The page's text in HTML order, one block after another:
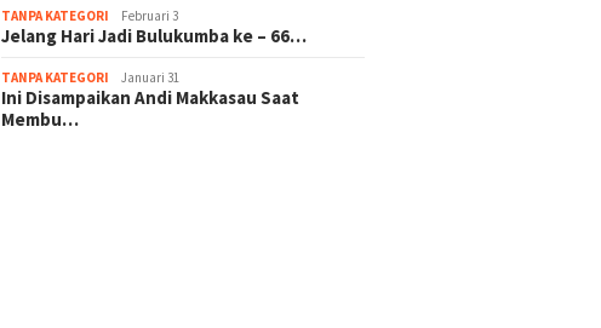
TANPA KATEGORI Februari 3
Jelang Hari Jadi Bulukumba ke – 66…
TANPA KATEGORI Januari 31
Ini Disampaikan Andi Makkasau Saat
Membu…